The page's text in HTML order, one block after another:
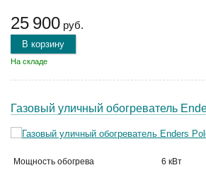
25 900 руб.
В корзину
На складе
Газовый уличный обогреватель
Мощность обогрева 6 кВт